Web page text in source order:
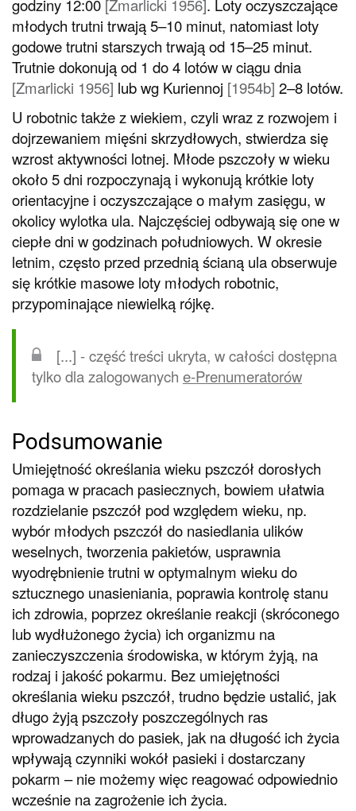
godziny 12:00 [Zmarlicki 1956]. Loty oczyszczające
młodych trutni trwają 5–10 minut, natomiast loty
godowe trutni starszych trwają od 15–25 minut.
Trutnie dokonują od 1 do 4 lotów w ciągu dnia
[Zmarlicki 1956] lub wg Kuriennoj [1954b] 2–8 lotów.
U robotnic także z wiekiem, czyli wraz z rozwojem i
dojrzewaniem mięśni skrzydłowych, stwierdza się
wzrost aktywności lotnej. Młode pszczoły w wieku
około 5 dni rozpoczynają i wykonują krótkie loty
orientacyjne i oczyszczające o małym zasięgu, w
okolicy wylotka ula. Najczęściej odbywają się one w
ciepłe dni w godzinach południowych. W okresie
letnim, często przed przednią ścianą ula obserwuje
się krótkie masowe loty młodych robotnic,
przypominające niewielką rójkę.
[...] - część treści ukryta, w całości dostępna
tylko dla zalogowanych e-Prenumeratorów
Podsumowanie
Umiejętność określania wieku pszczół dorosłych
pomaga w pracach pasiecznych, bowiem ułatwia
rozdzielanie pszczół pod względem wieku, np.
wybór młodych pszczół do nasiedlania ulików
weselnych, tworzenia pakietów, usprawnia
wyodrębnienie trutni w optymalnym wieku do
sztucznego unasieniania, poprawia kontrolę stanu
ich zdrowia, poprzez określanie reakcji (skróconego
lub wydłużonego życia) ich organizmu na
zanieczyszczenia środowiska, w którym żyją, na
rodzaj i jakość pokarmu. Bez umiejętności
określania wieku pszczół, trudno będzie ustalić, jak
długo żyją pszczoły poszczególnych ras
wprowadzanych do pasiek, jak na długość ich życia
wpływają czynniki wokół pasieki i dostarczany
pokarm – nie możemy więc reagować odpowiednio
wcześnie na zagrożenie ich życia.